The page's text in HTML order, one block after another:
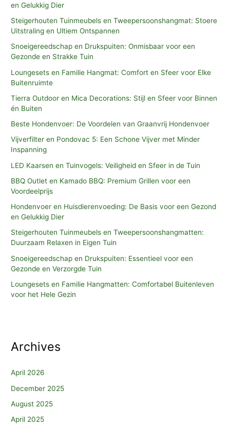
en Gelukkig Dier
Steigerhouten Tuinmeubels en Tweepersoonshangmat: Stoere
Uitstraling en Ultiem Ontspannen
Snoeigereedschap en Drukspuiten: Onmisbaar voor een
Gezonde en Strakke Tuin
Loungesets en Familie Hangmat: Comfort en Sfeer voor Elke
Buitenruimte
Tierra Outdoor en Mica Decorations: Stijl en Sfeer voor Binnen
én Buiten
Beste Hondenvoer: De Voordelen van Graanvrij Hondenvoer
Vijverfilter en Pondovac 5: Een Schone Vijver met Minder
Inspanning
LED Kaarsen en Tuinvogels: Veiligheid en Sfeer in de Tuin
BBQ Outlet en Kamado BBQ: Premium Grillen voor een
Voordeelprijs
Hondenvoer en Huisdierenvoeding: De Basis voor een Gezond
en Gelukkig Dier
Steigerhouten Tuinmeubels en Tweepersoonshangmatten:
Duurzaam Relaxen in Eigen Tuin
Snoeigereedschap en Drukspuiten: Essentieel voor een
Gezonde en Verzorgde Tuin
Loungesets en Familie Hangmatten: Comfortabel Buitenleven
voor het Hele Gezin
Archives
April 2026
December 2025
August 2025
April 2025